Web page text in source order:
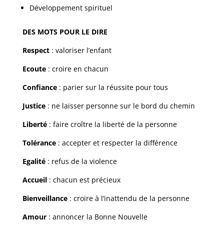
Développement spirituel
DES MOTS POUR LE DIRE
Respect: valoriser l’enfant
Ecoute: croire en chacun
Confiance: parier sur la réussite pour tous
Justice: ne laisser personne sur le bord du chemin
Liberté : faire croître la liberté de la personne
Tolérance: accepter et respecter la différence
Egalité: refus de la violence
Accueil: chacun est précieux
Bienveillance: croire à l’inattendu de la personne
Amour: annoncer la Bonne Nouvelle